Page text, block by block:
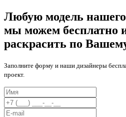
Любую модель нашего
мы можем бесплатно
раскрасить по
Заполните форму и наши дизайнеры
проект.